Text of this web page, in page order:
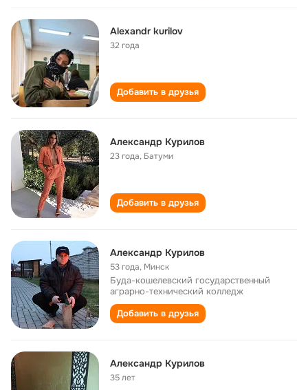
Alexandr kurilov
32 года
Добавить в друзья
Александр Курилов
23 года, Батуми
Добавить в друзья
Александр Курилов
53 года, Минск
Буда-кошелевский государственный
аграрно-технический колледж
Добавить в друзья
Александр Курилов
35 лет